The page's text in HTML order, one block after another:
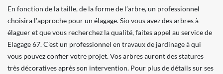
En fonction de la taille, de la forme de l’arbre, un professionnel
choisira l’approche pour un élagage. Sio vous avez des arbres à
élaguer et que vous recherchez la qualité, faites appel au service de
Elagage 67. C’est un professionnel en travaux de jardinage à qui
vous pouvez confier votre projet. Vos arbres auront des statures
très décoratives après son intervention. Pour plus de détails sur ses